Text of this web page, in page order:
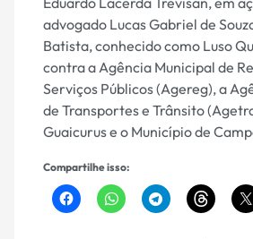
advogado Lucas Gabriel de
Batista, conhecido como Luso
contra a Agência Municipal de
Serviços Públicos (Agereg), a
de Transportes e Trânsito
Guaicurus e o Município de
Compartilhe isso: